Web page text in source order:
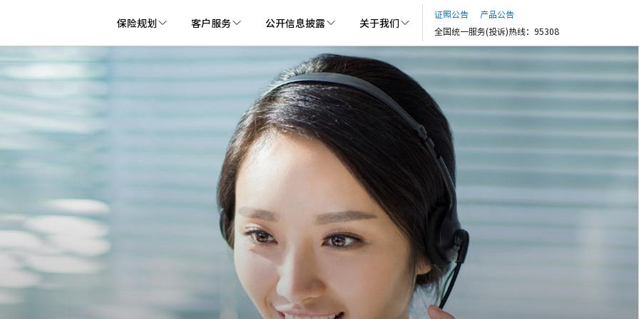
保险规划 客户服务 公开信息披露 关于我们
证照公告
产品公告
全国统一服务(投诉)热线：95308